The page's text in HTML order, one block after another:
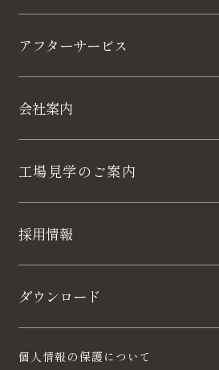
アフターサービス
会社案内
工場見学のご案内
採用情報
ダウンロード
個人情報の保護について